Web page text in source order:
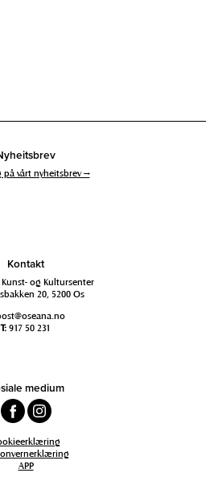
på vårt nyheitsbrev →
Kontakt
Kunst- og Kultursenter
20, 5200 Os
T: 917 50 231
medium
APP